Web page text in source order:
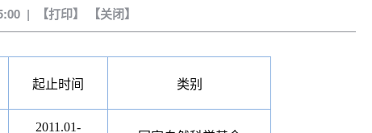
| 【打印】 【关闭】
起止时间 类别
2011.01-